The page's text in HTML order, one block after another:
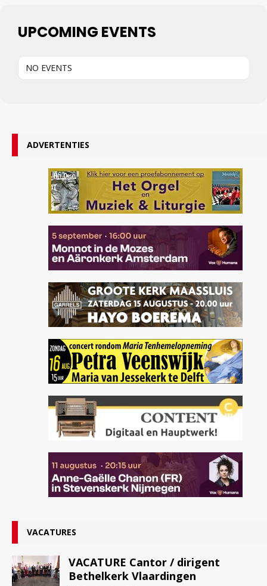
UPCOMING EVENTS
NO EVENTS
ADVERTENTIES
VACATURES
VACATURE Cantor / dirigent
Bethelkerk Vlaardingen